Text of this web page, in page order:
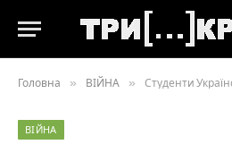
Головна » ВІЙНА » Студенти Українського
ВІЙНА